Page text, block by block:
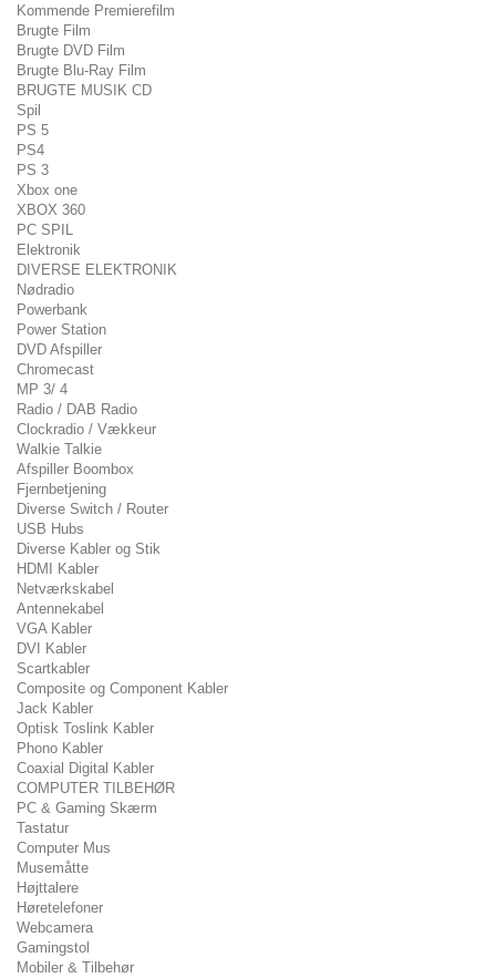
Kommende Premierefilm
Brugte Film
Brugte DVD Film
Brugte Blu-Ray Film
BRUGTE MUSIK CD
Spil
PS 5
PS4
PS 3
Xbox one
XBOX 360
PC SPIL
Elektronik
DIVERSE ELEKTRONIK
Nødradio
Powerbank
Power Station
DVD Afspiller
Chromecast
MP 3/ 4
Radio / DAB Radio
Clockradio / Vækkeur
Walkie Talkie
Afspiller Boombox
Fjernbetjening
Diverse Switch / Router
USB Hubs
Diverse Kabler og Stik
HDMI Kabler
Netværkskabel
Antennekabel
VGA Kabler
DVI Kabler
Scartkabler
Composite og Component Kabler
Jack Kabler
Optisk Toslink Kabler
Phono Kabler
Coaxial Digital Kabler
COMPUTER TILBEHØR
PC & Gaming Skærm
Tastatur
Computer Mus
Musemåtte
Højttalere
Høretelefoner
Webcamera
Gamingstol
Mobiler & Tilbehør